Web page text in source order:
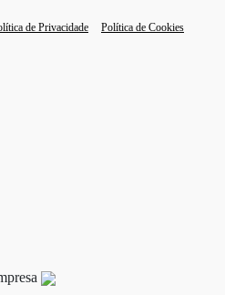
de Privacidade Política de Cookies